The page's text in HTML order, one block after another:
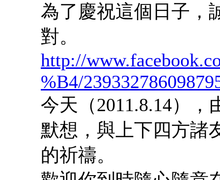
為了慶祝這個日子，
對。
http://
%B4/
今天（2011.8.14）
默想，與上下四方諸
的祈禱。